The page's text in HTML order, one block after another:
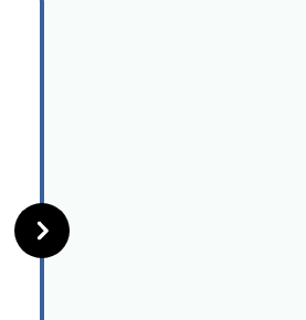
アンテリジャンス司法
書士事務所